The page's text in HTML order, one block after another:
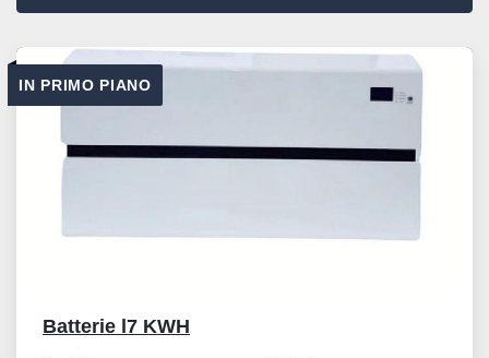
Tutte le categorie
IN PRIMO PIANO
Batterie l7 KWH